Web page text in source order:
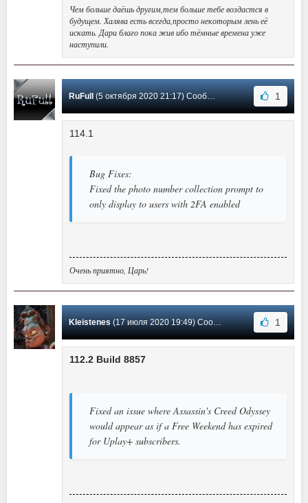
Чем больше даёшь другим,тем больше тебе воздастся в
будущем. Халява есть всегда,просто некоторым лень её
искать. Дари благо пока жив ибо тёмные времена уже
наступили.
RuFull (5 октября 2020 21:17) Сообщение #69 1
114.1
Bug Fixes:
Fixed the photo number collection prompt to
only display to users with 2FA enabled
Очень приятно, Царь!
Kleistenes(17 июля 2020 19:49) Сообщение #68 1
112.2 Build 8857
Fixed an issue where Assassin's Creed Odyssey
would appear as if a Free Weekend has expired
for Uplay+ subscribers.